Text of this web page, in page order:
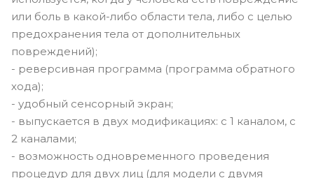
или боль в какой-либо области тела, либо с целью
предохранения тела от дополнительных
повреждений);
- реверсивная программа (программа обратного
хода);
- удобный сенсорный экран;
- выпускается в двух модификациях: с 1 каналом, с
2 каналами;
- возможность одновременного проведения
процедур для двух лиц (для модели с двумя